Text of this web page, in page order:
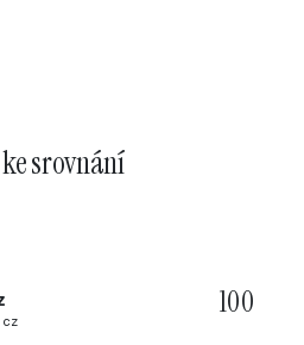
srovnání
100